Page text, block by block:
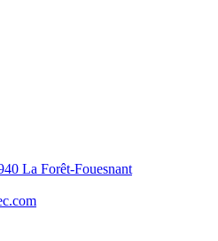
La Forêt-Fouesnant